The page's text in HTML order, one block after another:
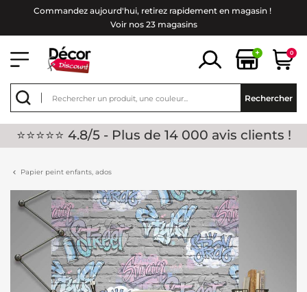
Commandez aujourd'hui, retirez rapidement en magasin !
Voir nos 23 magasins
+ 0
Rechercher
⭐⭐⭐⭐⭐ 4.8/5 - Plus de 14 000 avis clients !
Papier peint enfants, ados